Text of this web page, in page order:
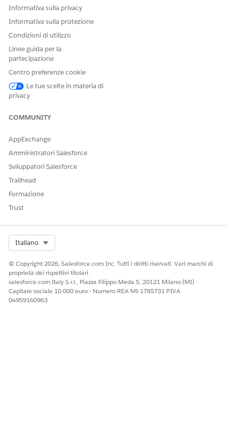
QUESTO ARTICOLO HA RISOLTO IL PROBLEMA?
Facci sapere, così possiamo migliorare!
Informativa sulla privacy
Informativa sulla protezione
Condizioni di utilizzo
Linee guida per la
partecipazione
Centro preferenze cookie
Le tue scelte in materia di
privacy
COMMUNITY
AppExchange
Amministratori Salesforce
Sviluppatori Salesforce
Trailhead
Formazione
Trust
Italiano
© Copyright 2026, Salesforce.com Inc. Tutti i diritti riservati. Vari marchi di
proprietà dei rispettivi titolari.
salesforce.com Italy S.r.l., Piazza Filippo Meda 5, 20121 Milano (MI)
Capitale sociale 10.000 euro - Numero REA MI-1785731 P.IVA
04959160963